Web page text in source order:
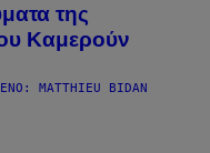
της
Καμερούν
MATTHIEU BIDAN